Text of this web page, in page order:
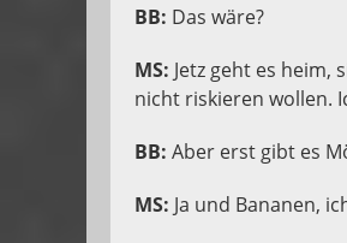
BB: Das wäre?
MS: Jetz geht es heim,
nicht riskieren wollen.
BB: Aber erst gibt es
MS: Ja und Bananen,